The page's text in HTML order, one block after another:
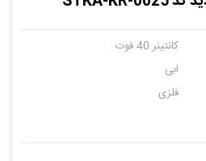
کانتینر 40 فوت
ابی
فلزی